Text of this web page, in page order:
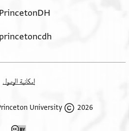
PrincetonDH
princetoncdh
إمكانية الوصول
2026 The Trustees of Princeton University